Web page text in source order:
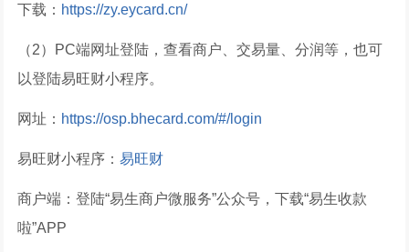
下载： https://zy.eycard.cn/
（2）PC端网址登陆，查看商户、交易量、分润等，也可
以登陆易旺财小程序。
网址： https://osp.bhecard.com/#/login
易旺财小程序：易旺财
商户端：登陆“易生商户微服务”公众号，下载“易生收款
啦”APP